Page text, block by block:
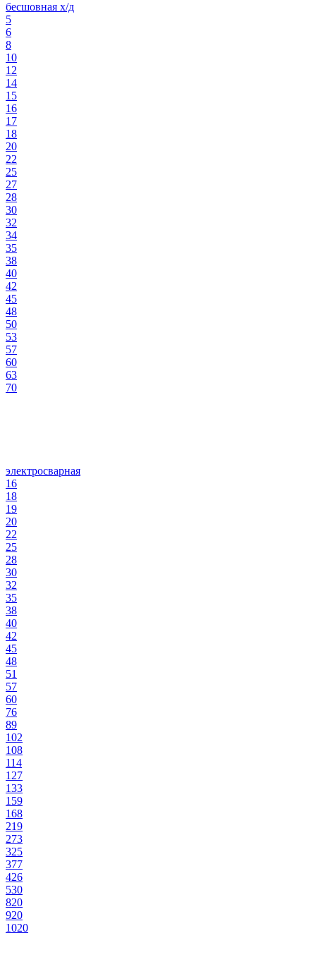
бесшовная х/д
5
6
8
10
12
14
15
16
17
18
20
22
25
27
28
30
32
34
35
38
40
42
45
48
50
53
57
60
63
70
электросварная
16
18
19
20
22
25
28
30
32
35
38
40
42
45
48
51
57
60
76
89
102
108
114
127
133
159
168
219
273
325
377
426
530
820
920
1020